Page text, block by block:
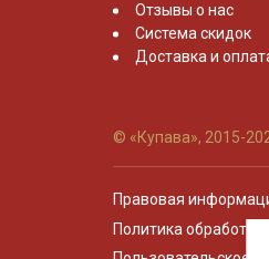
Отзывы о нас
Система скидок
Доставка и
© «Купава», 2015-
Правовая
Политика обработки